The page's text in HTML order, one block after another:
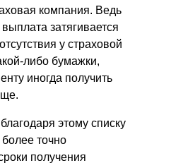
компания. Ведь
затягивается
у страховой
либо бумажки,
иногда получить
этому списку
точно
получения